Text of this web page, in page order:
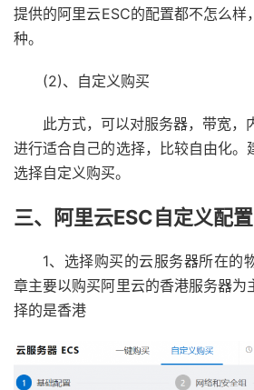
提供的阿里云ESC的配置都不怎么样
种。
(2)、自定义购买
此方式，可以对服务器，带宽，
进行适合自己的选择，比较自由化。
选择自定义购买。
三、阿里云ESC自定义配置
1、选择购买的云服务器所在的
章主要以购买阿里云的香港服务器为
择的是香港